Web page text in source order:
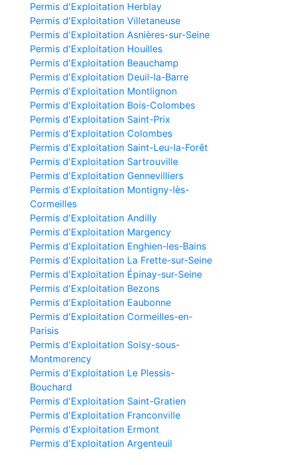
Permis d'Exploitation Herblay
Permis d'Exploitation Villetaneuse
Permis d'Exploitation Asnières-sur-Seine
Permis d'Exploitation Houilles
Permis d'Exploitation Beauchamp
Permis d'Exploitation Deuil-la-Barre
Permis d'Exploitation Montlignon
Permis d'Exploitation Bois-Colombes
Permis d'Exploitation Saint-Prix
Permis d'Exploitation Colombes
Permis d'Exploitation Saint-Leu-la-Forêt
Permis d'Exploitation Sartrouville
Permis d'Exploitation Gennevilliers
Permis d'Exploitation Montigny-lès-
Cormeilles
Permis d'Exploitation Andilly
Permis d'Exploitation Margency
Permis d'Exploitation Enghien-les-Bains
Permis d'Exploitation La Frette-sur-Seine
Permis d'Exploitation Épinay-sur-Seine
Permis d'Exploitation Bezons
Permis d'Exploitation Eaubonne
Permis d'Exploitation Cormeilles-en-
Parisis
Permis d'Exploitation Soisy-sous-
Montmorency
Permis d'Exploitation Le Plessis-
Bouchard
Permis d'Exploitation Saint-Gratien
Permis d'Exploitation Franconville
Permis d'Exploitation Ermont
Permis d'Exploitation Argenteuil